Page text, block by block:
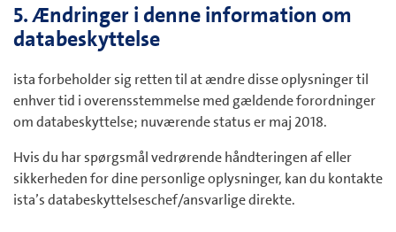
5. Ændringer i denne information om
databeskyttelse
ista forbeholder sig retten til at ændre disse oplysninger til
enhver tid i overensstemmelse med gældende forordninger
om databeskyttelse; nuværende status er maj 2018.
Hvis du har spørgsmål vedrørende håndteringen af eller
sikkerheden for dine personlige oplysninger, kan du kontakte
ista’s databeskyttelseschef/ansvarlige direkte.